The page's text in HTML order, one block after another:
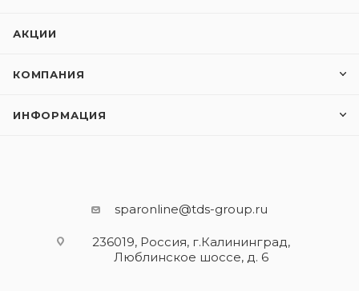
АКЦИИ
КОМПАНИЯ
ИНФОРМАЦИЯ
sparonline@tds-group.ru
236019, Россия, г.Калининград,
Люблинское шоссе, д. 6